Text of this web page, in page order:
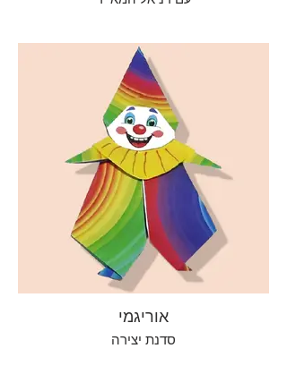
אוריגמי
סדנת יצירה